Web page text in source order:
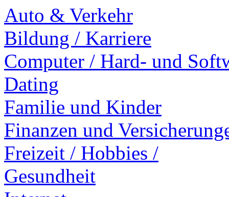
Auto & Verkehr
Bildung / Karriere
Computer / Hard- und
Dating
Familie und Kinder
Finanzen und
Freizeit / Hobbies /
Gesundheit